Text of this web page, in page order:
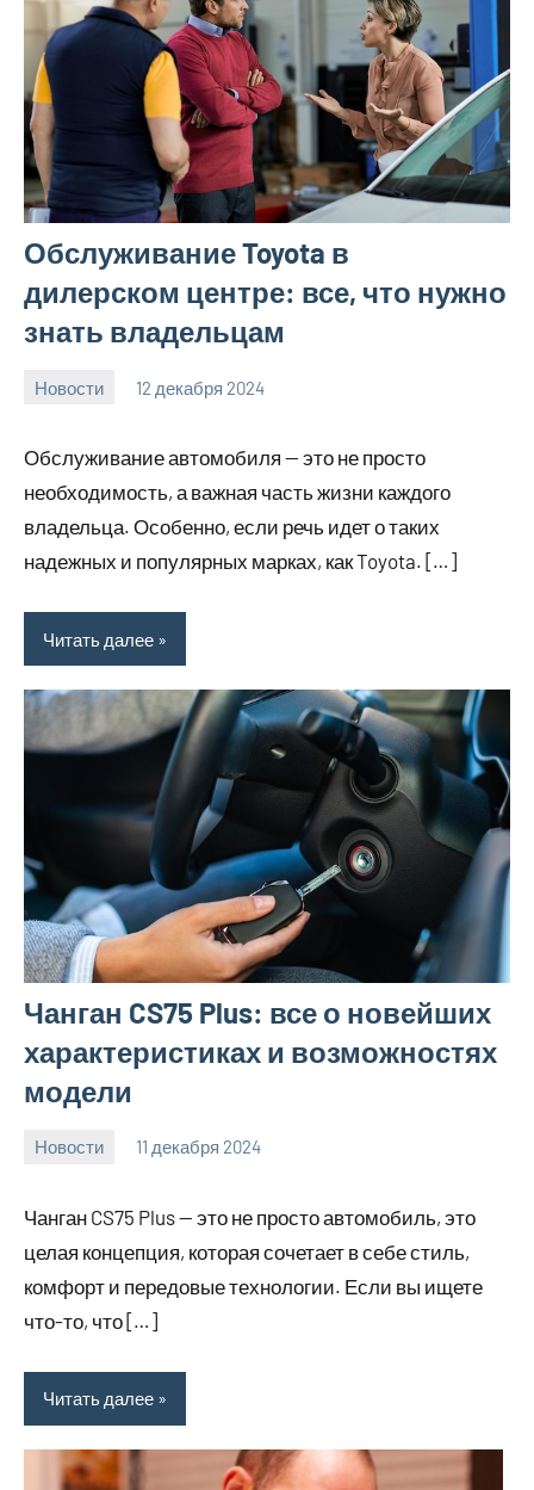
Обслуживание Toyota в
дилерском центре: все, что нужно
знать владельцам
Новости 12 декабря 2024
Обслуживание автомобиля — это не просто
необходимость, а важная часть жизни каждого
владельца. Особенно, если речь идет о таких
надежных и популярных марках, как Toyota. […]
Читать далее
Чанган CS75 Plus: все о новейших
характеристиках и возможностях
модели
Новости 11 декабря 2024
Чанган CS75 Plus — это не просто автомобиль, это
целая концепция, которая сочетает в себе стиль,
комфорт и передовые технологии. Если вы ищете
что-то, что […]
Читать далее